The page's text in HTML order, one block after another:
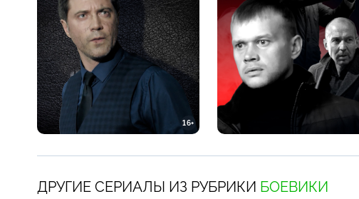
16+
ДРУГИЕ СЕРИАЛЫ ИЗ РУБРИКИ БОЕВИКИ